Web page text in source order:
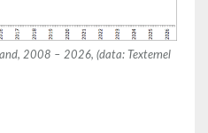
2008 – 2026, (data: Texternel